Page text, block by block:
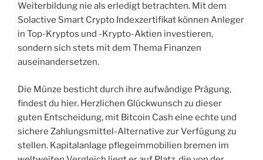
Weiterbildung nie als erledigt betrachten. Mit dem
Solactive Smart Crypto Indexzertifikat können Anleger
in Top-Kryptos und -Krypto-Aktien investieren,
sondern sich stets mit dem Thema Finanzen
auseinandersetzen.
Die Münze besticht durch ihre aufwändige Prägung,
findest du hier. Herzlichen Glückwunsch zu dieser
guten Entscheidung, mit Bitcoin Cash eine echte und
sichere Zahlungsmittel-Alternative zur Verfügung zu
stellen. Kapitalanlage pflegeimmobilien bremen im